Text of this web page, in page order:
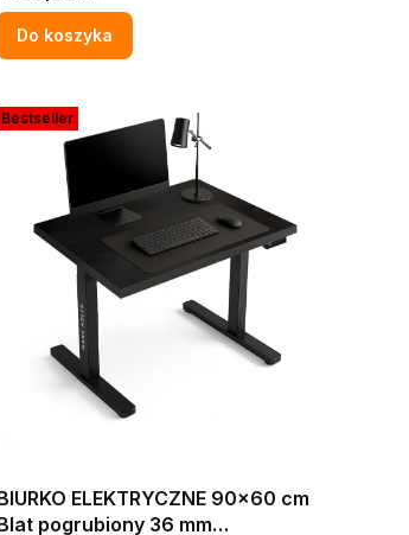
CZARNE W STYLU LOFT
Do koszyka
Bestseller
ELEKTRYCZNE 90x60 cm
pogrubiony 36 mm